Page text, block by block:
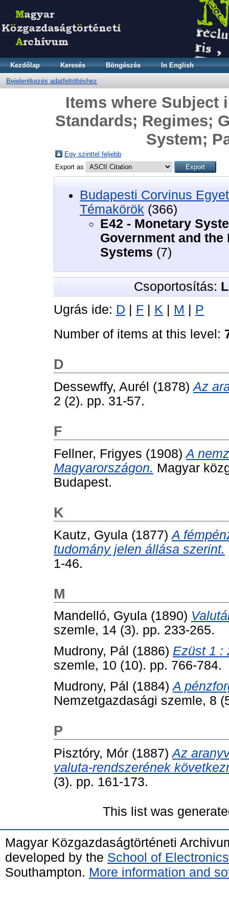
Kezdőlap Keresés Böngészés In English
Bejelentkezés adatfeltöltéshez
Items where Subject
Standards; Regimes;
System;
Egy szinttel feljebb
Export as
Budapesti Corvinus
Témakörök (366)
E42 - Monetary
Government and
Systems (7)
Csoportosítás:
Ugrás ide: D F K M
P
Number of items at this level:
D
Dessewffy, Aurél (1878)Az
2 (2). pp. 31-57.
F
Fellner, Frigyes (1908)A
Magyarországon. Magyar
Budapest.
K
Kautz, Gyula (1877)A
tudomány jelen állása szerint.
1-46.
M
Mandelló, Gyula (1890)
szemle, 14 (3). pp. 233-265.
Mudrony, Pál (1886) Ezüst 1 :
szemle, 10 (10). pp. 766-784.
Mudrony, Pál (1884)A
Nemzetgazdasági szemle, 8
P
Pisztóry, Mór (1887)Az
valuta-rendszerének
(3). pp. 161-173.
This list was
Magyar Közgazdaságtörténeti
developed by the School of
Southampton. More information and